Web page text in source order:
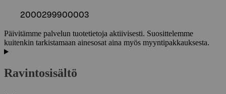
2000299900003
Päivitämme palvelun tuotetietoja aktiivisesti. Suosittelemme
kuitenkin tarkistamaan ainesosat aina myös myyntipakkauksesta.
Ravintosisältö